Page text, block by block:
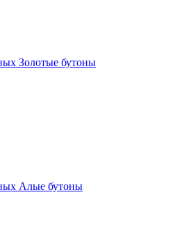
Золотые бутоны
Алые бутоны